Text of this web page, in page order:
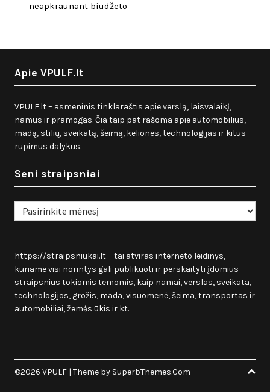
neapkraunant biudžeto
Apie VPULF.lt
VPULF.lt – asmeninis tinklaraštis apie verslą, laisvalaikį,
namus ir pramogas. Čia taip pat rašoma apie automobilius,
madą, stilių, sveikatą, šeimą, keliones, technologijas ir kitus
rūpimus dalykus.
Seni straipsniai
Seni
straipsniai
https://straipsniukai.lt– tai atviras interneto leidinys,
kuriame visi norintys gali publikuoti ir perskaityti įdomius
straipsnius tokiomis temomis, kaip namai, verslas, sveikata,
technologijos, grožis, mada, visuomenė, šeima, transportas ir
automobiliai, žemės ūkis ir kt.
©2026 VPULF | Theme by SuperbThemes.Com